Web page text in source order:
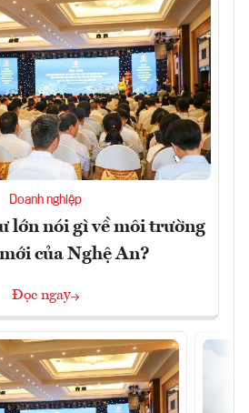
Doanh nghiệp
lớn nói gì về môi trường
của Nghệ An?
Đọc ngay